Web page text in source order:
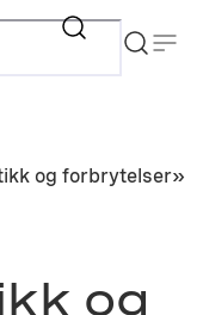
og forbrytelser»
og